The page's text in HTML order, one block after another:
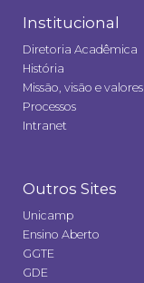
Institucional
Diretoria Acadêmica
História
Missão, visão e valores
Processos
Intranet
Outros Sites
Unicamp
Ensino Aberto
GGTE
GDE